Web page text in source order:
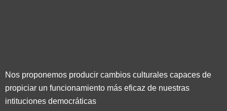
Nos proponemos producir cambios culturales capaces de
propiciar un funcionamiento más eficaz de nuestras
intituciones democráticas